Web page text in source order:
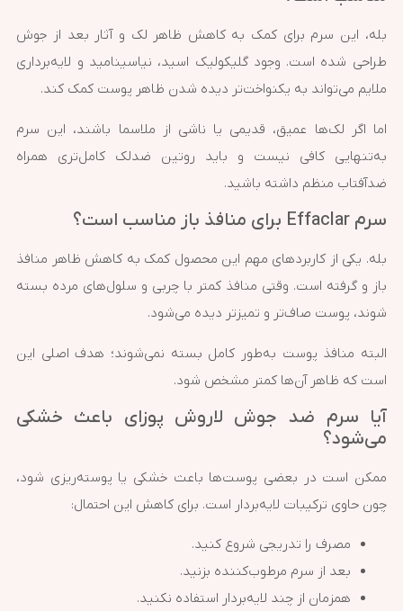
بله، این سرم برای کمک به کاهش ظاهر لک و آثار بعد از جوش
طراحی شده است. وجود گلیکولیک اسید، نیاسینامید و لایه‌برداری
ملایم می‌تواند به یکنواخت‌تر دیده شدن ظاهر پوست کمک کند.
اما اگر لک‌ها عمیق، قدیمی یا ناشی از ملاسما باشند، این سرم
به‌تنهایی کافی نیست و باید روتین ضدلک کامل‌تری همراه
ضدآفتاب منظم داشته باشید.
سرم Effaclar برای منافذ باز مناسب است؟
بله. یکی از کاربردهای مهم این محصول کمک به کاهش ظاهر منافذ
باز و گرفته است. وقتی منافذ کمتر با چربی و سلول‌های مرده بسته
شوند، پوست صاف‌تر و تمیزتر دیده می‌شود.
البته منافذ پوست به‌طور کامل بسته نمی‌شوند؛ هدف اصلی این
است که ظاهر آن‌ها کمتر مشخص شود.
آیا سرم ضد جوش لاروش پوزای باعث خشکی
می‌شود؟
ممکن است در بعضی پوست‌ها باعث خشکی یا پوسته‌ریزی شود،
چون حاوی ترکیبات لایه‌بردار است. برای کاهش این احتمال:
مصرف را تدریجی شروع کنید.
بعد از سرم مرطوب‌کننده بزنید.
همزمان از چند لایه‌بردار استفاده نکنید.